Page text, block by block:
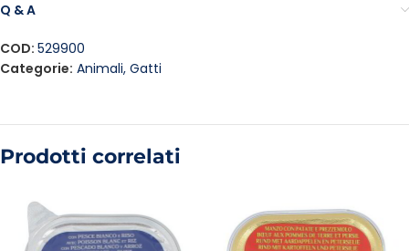
Q & A
COD: 529900
Categorie: Animali, Gatti
Prodotti correlati